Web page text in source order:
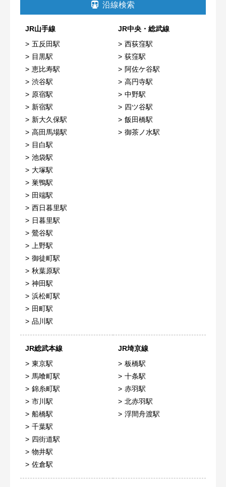
沿線検索
JR山手線
五反田駅
目黒駅
恵比寿駅
渋谷駅
原宿駅
新宿駅
新大久保駅
高田馬場駅
目白駅
池袋駅
大塚駅
巣鴨駅
田端駅
西日暮里駅
日暮里駅
鶯谷駅
上野駅
御徒町駅
秋葉原駅
神田駅
浜松町駅
田町駅
品川駅
JR中央・総武線
西荻窪駅
荻窪駅
阿佐ケ谷駅
高円寺駅
中野駅
四ツ谷駅
飯田橋駅
御茶ノ水駅
JR総武本線
東京駅
馬喰町駅
錦糸町駅
市川駅
船橋駅
千葉駅
四街道駅
物井駅
佐倉駅
JR埼京線
板橋駅
十条駅
赤羽駅
北赤羽駅
浮間舟渡駅